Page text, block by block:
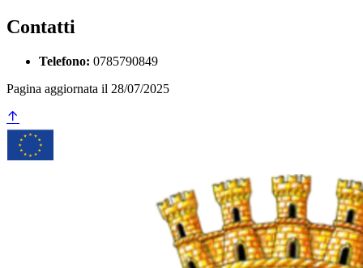
Contatti
Telefono: 0785790849
Pagina aggiornata il 28/07/2025